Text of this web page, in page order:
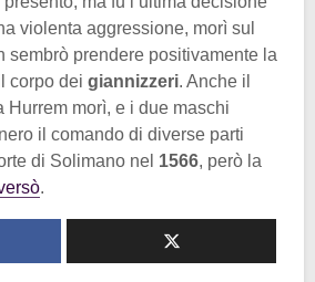
violenta aggressione, morì sul
sembrò prendere positivamente la
corpo dei giannizzeri. Anche il
Hurrem morì, e i due maschi
il comando di diverse parti
di Solimano nel 1566, però la
.